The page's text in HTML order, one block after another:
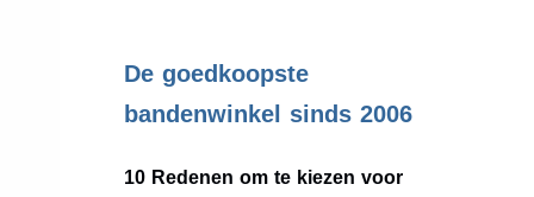
De goedkoopste
bandenwinkel sinds 2006
10 Redenen om te kiezen voor